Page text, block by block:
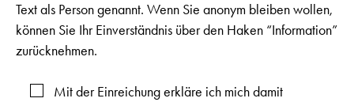
Text als Person genannt. Wenn Sie anonym bleiben wollen,
können Sie Ihr Einverständnis über den Haken “Information”
zurücknehmen.
Mit der Einreichung erkläre ich mich damit